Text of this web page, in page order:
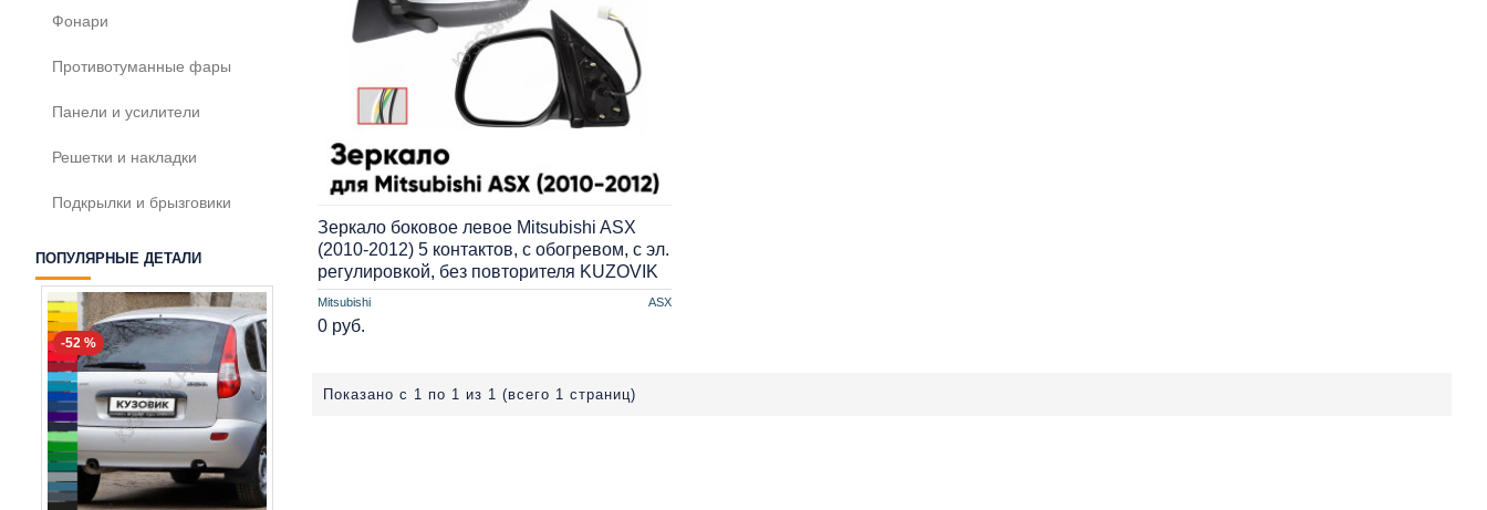
Фонари
Противотуманные фары
Панели и усилители
Решетки и накладки
Подкрылки и брызговики
ПОПУЛЯРНЫЕ ДЕТАЛИ
-52 %
Mitsubishi ASX
Зеркало боковое левое Mitsubishi ASX
(2010-2012) 5 контактов, с обогревом, с эл.
регулировкой, без повторителя KUZOVIK
0 руб.
Показано с 1 по 1 из 1 (всего 1 страниц)